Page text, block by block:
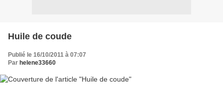
Huile de coude
Publié le 16/10/2011 à 07:07
Par helene33660